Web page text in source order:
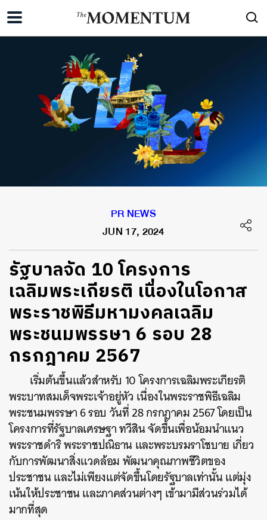
PR NEWS
JUN 17, 2024
รัฐบาลจัด 10 โครงการ
เฉลิมพระเกียรติ เนื่องในโอกาส
พระราชพิธีมหามงคลเฉลิม
พระชนมพรรษา 6 รอบ 28
กรกฎาคม 2567
เริ่มต้นขึ้นแล้วสำหรับ 10 โครงการเฉลิมพระเกียรติ
พระบาทสมเด็จพระเจ้าอยู่หัว เนื่องในพระราชพิธีเฉลิม
พระชนมพรรษา 6 รอบ วันที่ 28 กรกฎาคม 2567 โดยเป็น
โครงการที่รัฐบาลเศรษฐา ทวีสิน จัดขึ้นเพื่อน้อมนำแนว
พระราชดำริ พระราชปณิธาน และพระบรมราโชบาย เกี่ยว
กับการพัฒนาสิ่งแวดล้อม พัฒนาคุณภาพชีวิตของ
ประชาชน และไม่เพียงแต่จัดขึ้นโดยรัฐบาลเท่านั้น แต่มุ่ง
เน้นให้ประชาชน และภาคส่วนต่างๆ เข้ามามีส่วนร่วมได้
มากที่สุด